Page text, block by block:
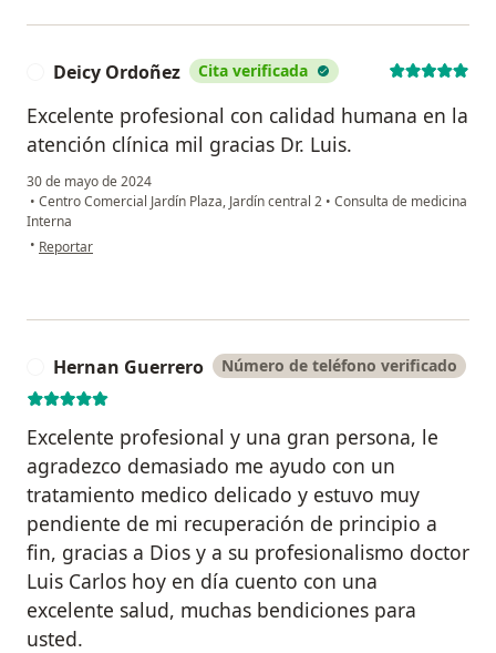
Deicy Ordoñez Cita verificada
Excelente profesional con calidad humana en la
atención clínica mil gracias Dr. Luis.
30 de mayo de 2024
• Centro Comercial Jardín Plaza, Jardín central 2 • Consulta de medicina
Interna
• en opinión del usuario Deicy Ordoñez
Reportar
Hernan Guerrero Número de teléfono verificado
Excelente profesional y una gran persona, le
agradezco demasiado me ayudo con un
tratamiento medico delicado y estuvo muy
pendiente de mi recuperación de principio a
fin, gracias a Dios y a su profesionalismo doctor
Luis Carlos hoy en día cuento con una
excelente salud, muchas bendiciones para
usted.